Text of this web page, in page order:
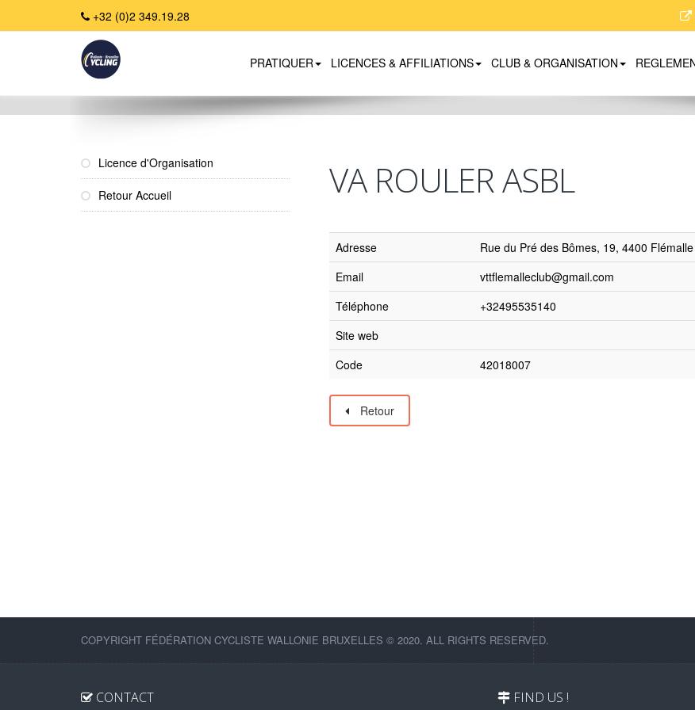
+32 (0)2 349.19.28
PRATIQUER LICENCES & AFFILIATIONS CLUB & ORGANISATION
Licence d'Organisation
Retour Accueil VA ROULER ASBL
Adresse
Rue du Pré des Bômes, 19, 4400 Flémalle
Email
vttflemalleclub@gmail.com
Téléphone
+32495535140
Site web
Code
42018007
Retour
COPYRIGHT FÉDÉRATION CYCLISTE WALLONIE BRUXELLES © 2020. ALL RIGHTS RESERVED.
CONTACT FIND US !